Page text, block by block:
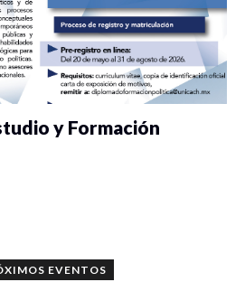
y Formación
EVENTOS